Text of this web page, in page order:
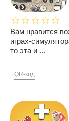
Вам нравится
играх-
то эта и ...
QR-код